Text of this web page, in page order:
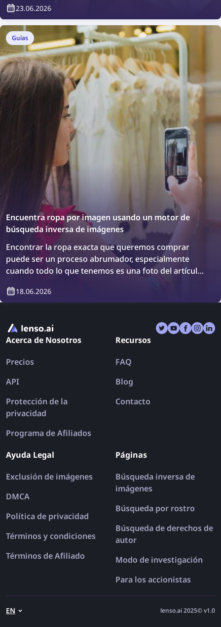
antecedentes o simplemente verificar quién vivirá en
su propiedad. ¿Cómo puede hacerlo? Fácilmente, con
plataformas de verificación de inquilinos.
23.06.2026
Guías
Encuentra ropa por imagen usando un motor de
búsqueda inversa de imágenes
Encontrar la ropa exacta que queremos comprar
puede ser un proceso abrumador, especialmente
cuando todo lo que tenemos es una foto del artículo.
búsqueda inversa de imágenes! Descubre cómo
18.06.2026
Acerca de Nosotros
Precios
API
Protección de la
privacidad
Programa de Afiliados
Recursos
FAQ
Blog
Contacto
Ayuda Legal
Exclusión de imágenes
DMCA
Política de privacidad
Términos y condiciones
Términos de Afiliado
Páginas
Búsqueda inversa de
imágenes
Búsqueda por rostro
Búsqueda de derechos de
autor
Modo de investigación
Para los accionistas
EN lenso.ai 2025© v1.0